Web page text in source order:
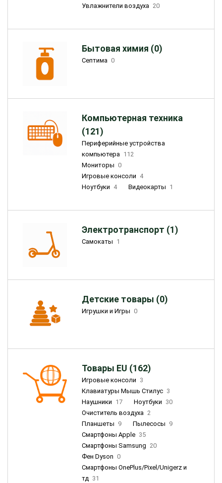
Увлажнители воздуха 20
Бытовая химия (0)
Септима 0
Компьютерная техника
(121)
Периферийные устройства
компьютера 112
Мониторы 0
Игровые консоли 4
Ноутбуки 4 Видеокарты 1
Электротранспорт (1)
Самокаты 1
Детские товары (0)
Игрушки и Игры 0
Товары EU (162)
Игровые консоли 3
Клавиатуры Мышь Стилус 3
Наушники 17 Ноутбуки 30
Очиститель воздуха 2
Планшеты 9 Пылесосы 9
Смартфоны Apple 35
Смартфоны Samsung 20
Фен Dyson 0
Смартфоны OnePlus/Pixel/Unigerz и
тд 31